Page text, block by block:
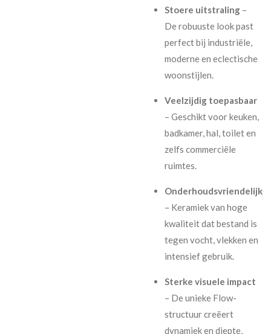
Stoere uitstraling–
De robuuste look past
perfect bij industriële,
moderne en eclectische
woonstijlen.
Veelzijdig toepasbaar
– Geschikt voor keuken,
badkamer, hal, toilet en
zelfs commerciële
ruimtes.
Onderhoudsvriendelijk
– Keramiek van hoge
kwaliteit dat bestand is
tegen vocht, vlekken en
intensief gebruik.
Sterke visuele impact
– De unieke Flow-
structuur creëert
dynamiek en diepte,